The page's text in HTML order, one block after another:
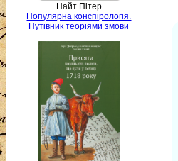
Найт Пітер
Популярна конспірологія.
Путівник теоріями змови